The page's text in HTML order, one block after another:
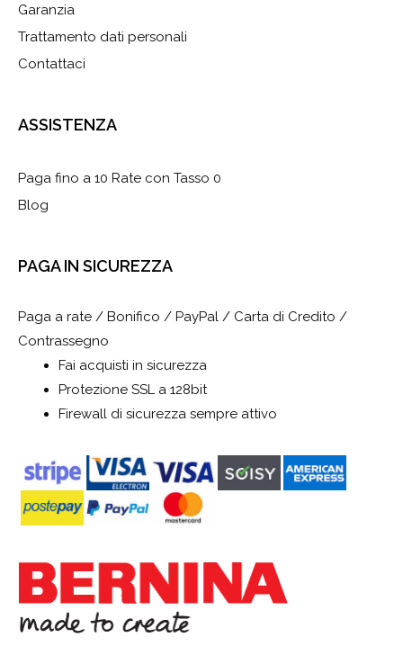
Garanzia
Trattamento dati personali
Contattaci
ASSISTENZA
Paga fino a 10 Rate con Tasso 0
Blog
PAGA IN SICUREZZA
Paga a rate / Bonifico / PayPal / Carta di Credito /
Contrassegno
Fai acquisti in sicurezza
Protezione SSL a 128bit
Firewall di sicurezza sempre attivo